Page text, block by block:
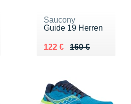
Saucony
Guide 19 Herren
160 €
Au lieu de 160 €
122 €
Vendu 122 €